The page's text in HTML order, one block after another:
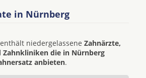
in Nürnberg
niedergelassene Zahnärzte,
Zahnkliniken die in Nürnberg
anbieten.